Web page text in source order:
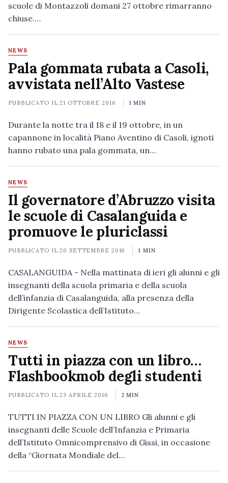
scuole di Montazzoli domani 27 ottobre rimarranno
chiuse.…
NEWS
Pala gommata rubata a Casoli,
avvistata nell’Alto Vastese
PUBBLICATO IL21 OTTOBRE 2016 1 MIN
Durante la notte tra il 18 e il 19 ottobre, in un
capannone in località Piano Aventino di Casoli, ignoti
hanno rubato una pala gommata, un…
NEWS
Il governatore d’Abruzzo visita
le scuole di Casalanguida e
promuove le pluriclassi
PUBBLICATO IL20 SETTEMBRE 2016 1 MIN
CASALANGUIDA - Nella mattinata di ieri gli alunni e gli
insegnanti della scuola primaria e della scuola
dell’infanzia di Casalanguida, alla presenza della
Dirigente Scolastica dell’Istituto…
NEWS
Tutti in piazza con un libro…
Flashbookmob degli studenti
PUBBLICATO IL23 APRILE 2016 2 MIN
TUTTI IN PIAZZA CON UN LIBRO Gli alunni e gli
insegnanti delle Scuole dell’Infanzia e Primaria
dell’Istituto Omnicomprensivo di Gissi, in occasione
della “Giornata Mondiale del…